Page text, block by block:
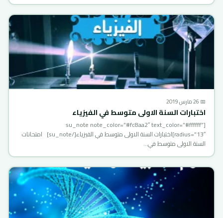
📅 26 مارس 2019
اختبارات السنة الاولى متوسط في الفيزياء
[su_note note_color=”#fc8aa2″ text_color=”#ffffff”
radius=”13″]اختبارات السنة الاولى متوسط في الفيزياء[/su_note] امتحانات
السنة الاولى متوسط في…